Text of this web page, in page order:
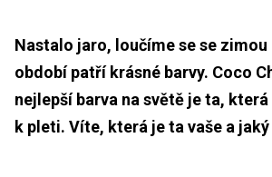
Nastalo jaro, loučíme se se
období patří krásné barvy. Coco
nejlepší barva na světě je ta,
k pleti. Víte, která je ta vaše a